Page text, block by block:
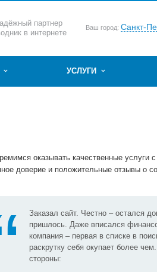
партнер
в интернете
Ваш город: Санкт-
УСЛУГИ
оказывать качественные
доверие и положительные отзывы о
Заказал сайт. Честно – остался
пришлось. Даже вписался
компания – первая в списке в
раскрутку себя окупает более
стороны: